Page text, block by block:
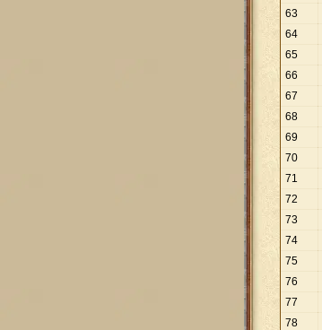
63
64
65
66
67
68
69
70
71
72
73
74
75
76
77
78